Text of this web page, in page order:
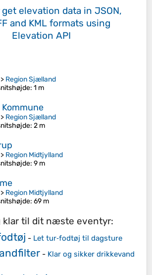
get elevation data in JSON,
and KML formats using
Elevation API
> Region Sjælland
: 1 m
> Region Sjælland
: 2 m
> Region Midtjylland
: 9 m
> Region Midtjylland
: 69 m
klar til dit næste eventyr:
- Let tur‑fodtøj til dagsture
- Klar og sikker drikkevand